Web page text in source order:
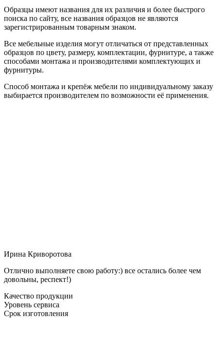
Образцы имеют названия для их различия и более быстрого
поиска по сайту, все названия образцов не являются
зарегистрированным товарным знаком.
Все мебельные изделия могут отличаться от представленных
образцов по цвету, размеру, комплектации, фурнитуре, а также
способами монтажа и производителями комплектующих и
фурнитуры.
Способ монтажа и крепёж мебели по индивидуальному заказу
выбирается производителем по возможности её применения.
Ирина Криворотова
Отлично выполняете свою работу:) все остались более чем
довольны, респект!)
Качество продукции
Уровень сервиса
Срок изготовления